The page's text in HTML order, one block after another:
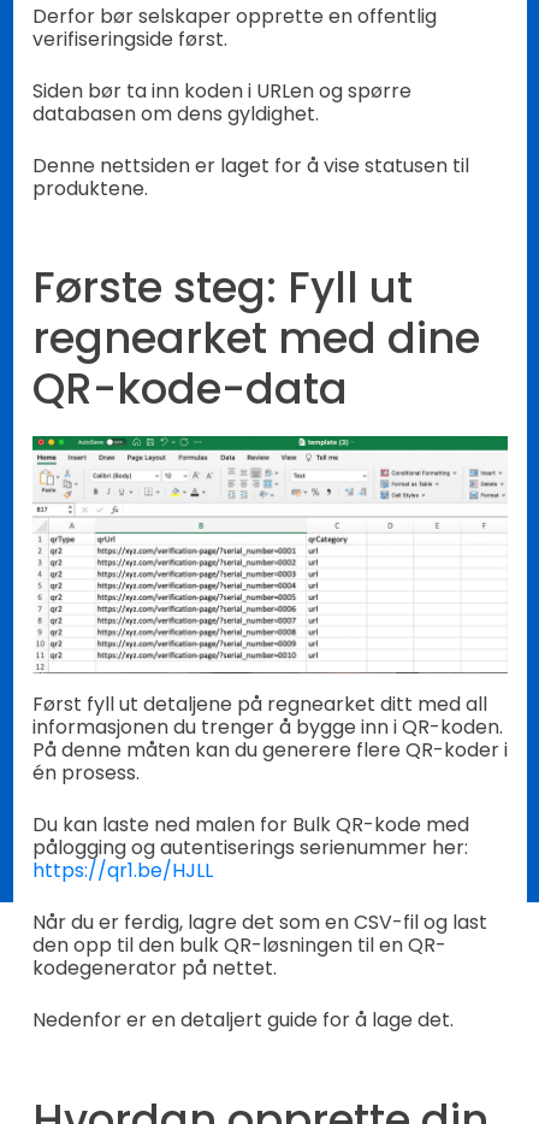
Derfor bør selskaper opprette en offentlig
verifiseringside først.
Siden bør ta inn koden i URLen og spørre
databasen om dens gyldighet.
Denne nettsiden er laget for å vise statusen til
produktene.
Første steg: Fyll ut
regnearket med dine
QR-kode-data
Først fyll ut detaljene på regnearket ditt med all
informasjonen du trenger å bygge inn i QR-koden.
På denne måten kan du generere flere QR-koder i
én prosess.
Du kan laste ned malen for Bulk QR-kode med
pålogging og autentiserings serienummer her:
https://qr1.be/HJLL
Når du er ferdig, lagre det som en CSV-fil og last
den opp til den bulk QR-løsningen til en QR-
kodegenerator på nettet.
Nedenfor er en detaljert guide for å lage det.